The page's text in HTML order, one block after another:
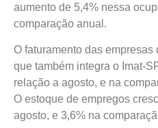
aumento de 5,4% nessa
comparação anual.
O faturamento das empresas
que também integra o Imat-
relação a agosto, e na
O estoque de empregos
agosto, e 3,6% na